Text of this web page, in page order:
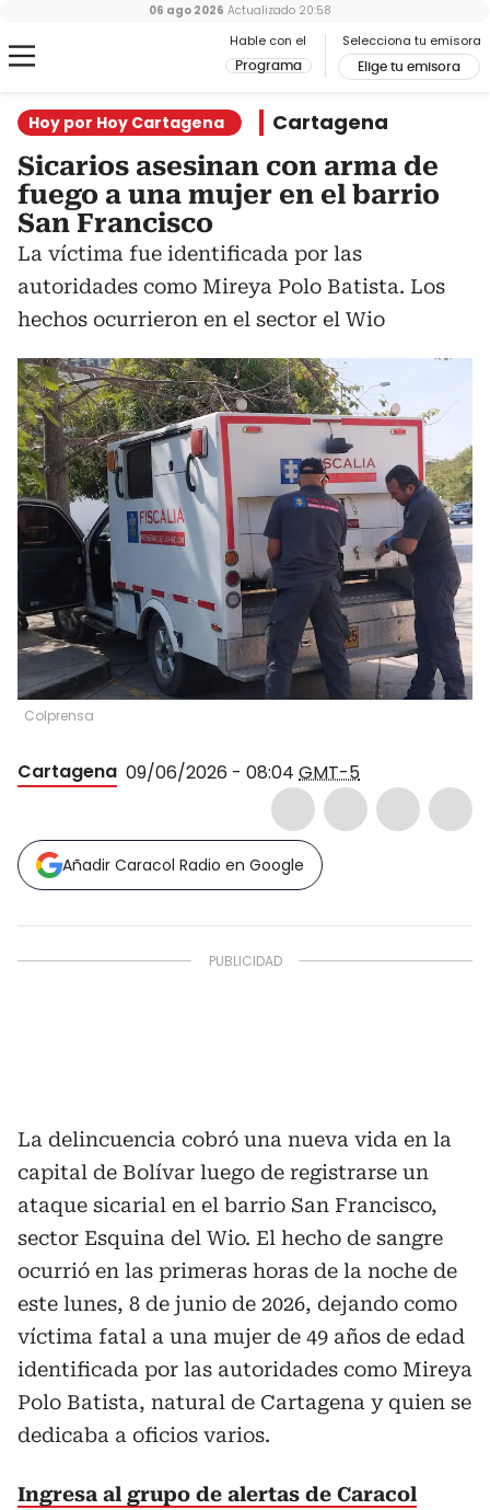
Hable con el
Programa
Selecciona tu emisora
Elige tu emisora
06 ago 2026 Actualizado 20:58
Hoy por Hoy Cartagena Cartagena
Sicarios asesinan con arma de
fuego a una mujer en el barrio
San Francisco
La víctima fue identificada por las
autoridades como Mireya Polo Batista. Los
hechos ocurrieron en el sector el Wio
Colprensa
Cartagena 09/06/2026 - 08:04 GMT-5
Añadir Caracol Radio en Google
La delincuencia cobró una nueva vida en la
capital de Bolívar luego de registrarse un
ataque sicarial en el barrio San Francisco,
sector Esquina del Wio. El hecho de sangre
ocurrió en las primeras horas de la noche de
este lunes, 8 de junio de 2026, dejando como
víctima fatal a una mujer de 49 años de edad
identificada por las autoridades como Mireya
Polo Batista, natural de Cartagena y quien se
dedicaba a oficios varios.
Ingresa al grupo de alertas de Caracol